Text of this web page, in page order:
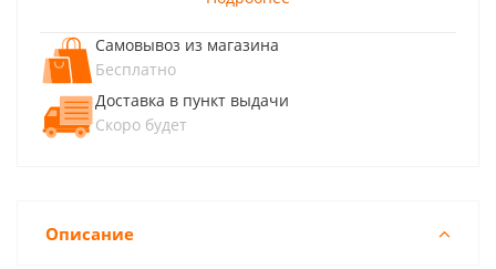
Самовывоз из магазина
Бесплатно
Доставка в пункт выдачи
Скоро будет
Описание